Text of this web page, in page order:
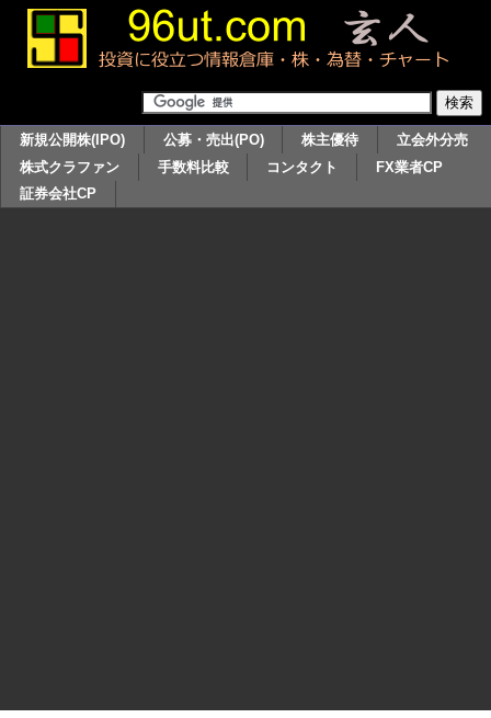
新規公開株(IPO) 公募・売出(PO) 株主優待
立会外分売
株式クラファン
手数料比較 コンタクト
FX業者CP
証券会社CP